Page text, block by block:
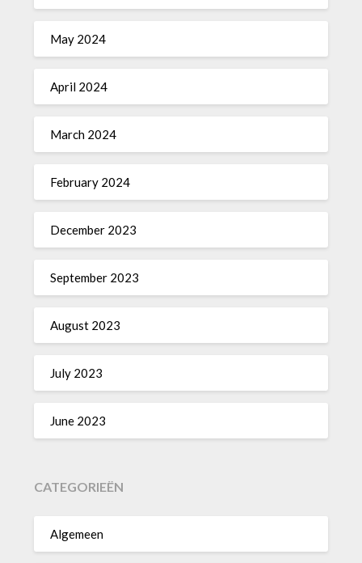
May 2024
April 2024
March 2024
February 2024
December 2023
September 2023
August 2023
July 2023
June 2023
CATEGORIEËN
Algemeen